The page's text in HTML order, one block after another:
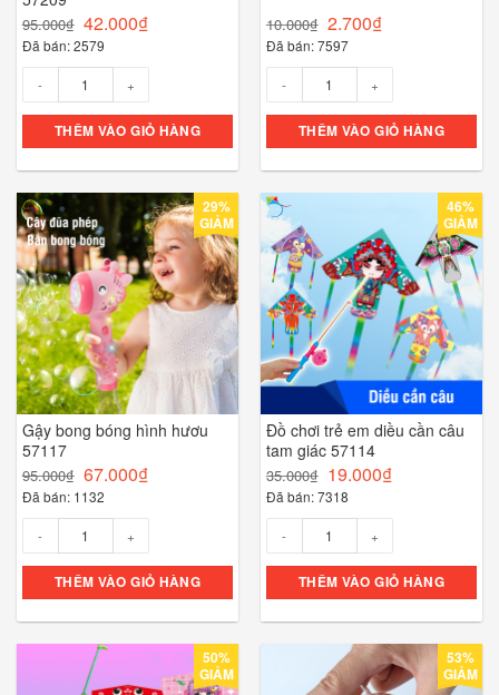
95.000₫ 42.000₫
Đã bán: 2579
THÊM VÀO GIỎ HÀNG
10.000₫ 2.700₫
Đã bán: 7597
THÊM VÀO GIỎ HÀNG
29%
GIẢM
Gậy bong bóng hình hươu
57117
95.000₫ 67.000₫
Đã bán: 1132
THÊM VÀO GIỎ HÀNG
46%
GIẢM
Đồ chơi trẻ em diều cần câu
tam giác 57114
35.000₫ 19.000₫
Đã bán: 7318
THÊM VÀO GIỎ HÀNG
50%
GIẢM
53%
GIẢM